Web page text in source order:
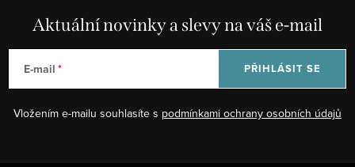
Aktuální novinky a slevy na váš e-mail
E-mail
Vložením e-mailu souhlasíte s podmínkami ochrany osobních údajů
PŘIHLÁSIT SE